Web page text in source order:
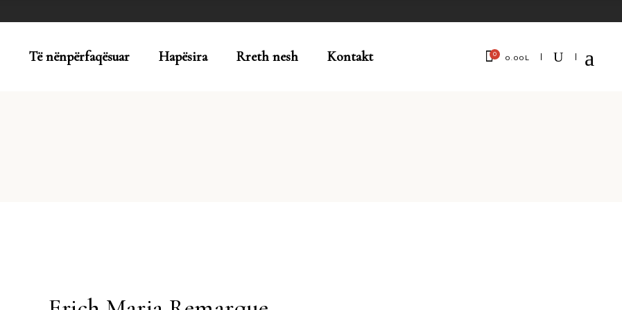
Të nënpërfaqësuar Hapësira Rreth nesh Kontakt 0 0.00 L